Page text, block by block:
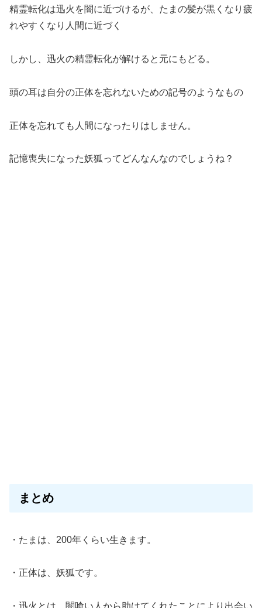
精霊転化は迅火を闇に近づけるが、たまの髪が黒くなり疲
れやすくなり人間に近づく
しかし、迅火の精霊転化が解けると元にもどる。
頭の耳は自分の正体を忘れないための記号のようなもの
正体を忘れても人間になったりはしません。
記憶喪失になった妖狐ってどんなんなのでしょうね？
まとめ
・たまは、200年くらい生きます。
・正体は、妖狐です。